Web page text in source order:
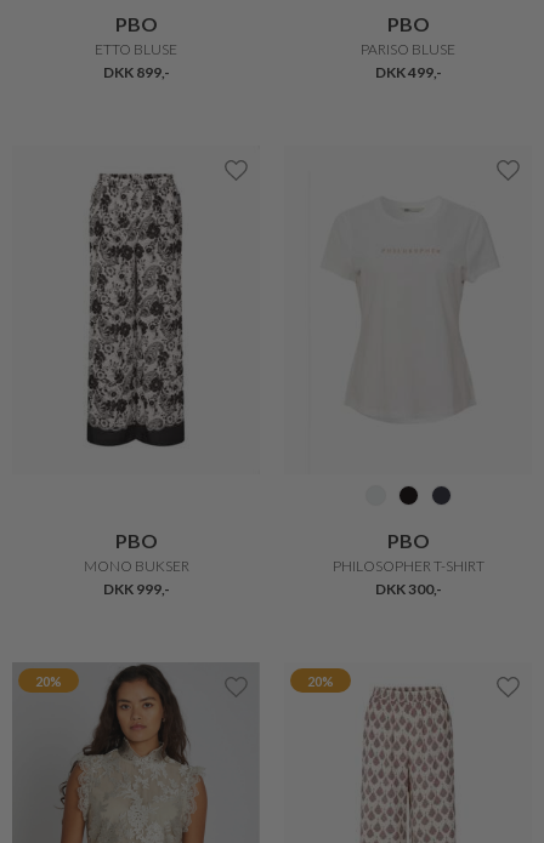
PBO
ETTO BLUSE
DKK 899,-
PBO
PARISO BLUSE
DKK 499,-
PBO
MONO BUKSER
DKK 999,-
PBO
PHILOSOPHER T-SHIRT
DKK 300,-
20% 20%